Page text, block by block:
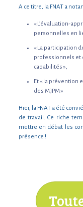
A ce titre, la FNAT a
« L’évaluation-
personnelles en
« La participation
professionnels et
capabilités »,
Et « la prévention
des MJPM »
Hier, la FNAT a été
de travail. Ce riche
mettre en débat les
présence !